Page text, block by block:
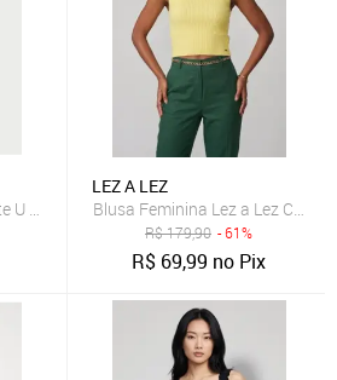
U Slim Regata
LEZ A LEZ
Blusa Feminina Lez a Lez
R$179,90 - 61%
R$ 69,99 no Pix